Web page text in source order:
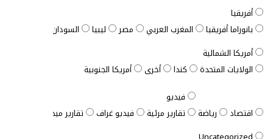
أفريقيا
بانوراما أفريقيا
المغرب العربي مصر ليبيا السودان
أمريكا الشمالية
الولايات المتحدة
كندا أخرى أمريكا الجنوبية
اقتصاد رياضة
فيديو
تقارير مرئية
فيديو غراف تقارير ميدانية